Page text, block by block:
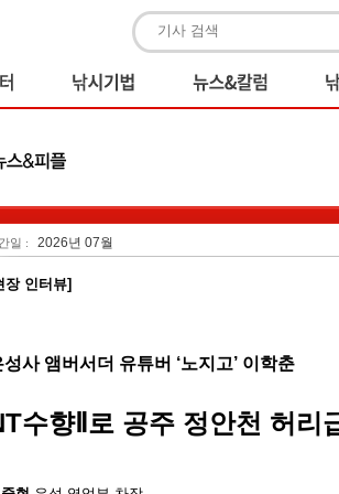
일 : 2026년 07월